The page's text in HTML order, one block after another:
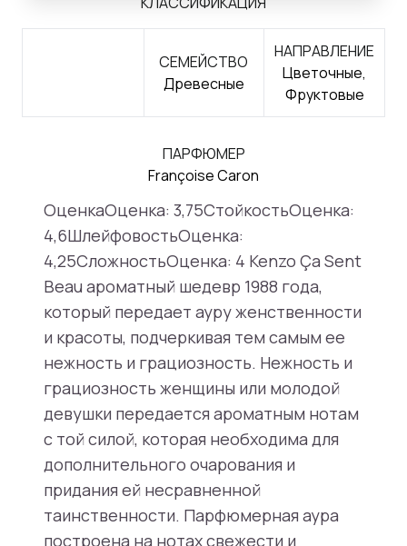
СЕМЕЙСТВО
Древесные
НАПРАВЛЕНИЕ
Цветочные,
Фруктовые
ПАРФЮМЕР
Françoise Caron
ОценкаОценка: 3,75СтойкостьОценка:
4,6ШлейфовостьОценка:
4,25СложностьОценка: 4 Kenzo Ça Sent
Beau ароматный шедевр 1988 года,
который передает ауру женственности
и красоты, подчеркивая тем самым ее
нежность и грациозность. Нежность и
грациозность женщины или молодой
девушки передается ароматным нотам
с той силой, которая необходима для
дополнительного очарования и
придания ей несравненной
таинственности. Парфюмерная аура
построена на нотах свежести и